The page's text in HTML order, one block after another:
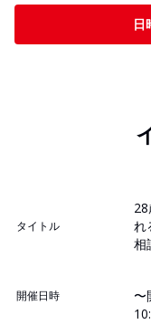
日
タイトル
れ
相
開催日時
〜